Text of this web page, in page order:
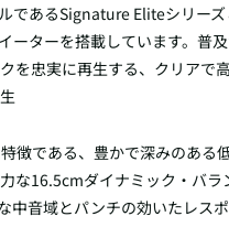
であるSignature Eliteシリー
ーターを搭載しています。普
を忠実に再生する、クリアで
徴である、豊かで深みのある
な16.5cmダイナミック・バ
中音域とパンチの効いたレス